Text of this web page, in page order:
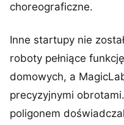
choreograficzne.
Inne startupy nie
roboty pełniące
domowych, a
precyzyjnymi
poligonem